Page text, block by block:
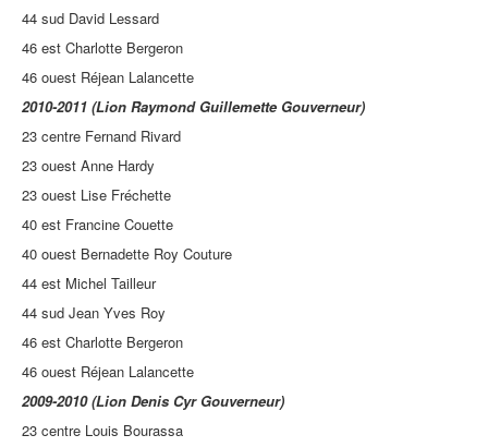
44 sud David Lessard
46 est Charlotte Bergeron
46 ouest Réjean Lalancette
2010-2011 (Lion Raymond Guillemette Gouverneur)
23 centre Fernand Rivard
23 ouest Anne Hardy
23 ouest Lise Fréchette
40 est Francine Couette
40 ouest Bernadette Roy Couture
44 est Michel Tailleur
44 sud Jean Yves Roy
46 est Charlotte Bergeron
46 ouest Réjean Lalancette
2009-2010 (Lion Denis Cyr Gouverneur)
23 centre Louis Bourassa